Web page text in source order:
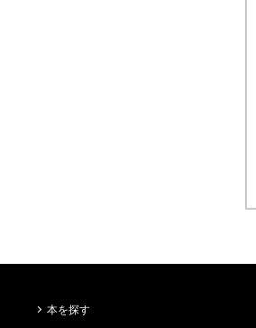
本を探す